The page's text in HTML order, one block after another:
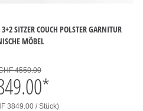
SITZER COUCH POLSTER GARNITUR
MÖBEL
4550.00
*
3849.00 / Stück)